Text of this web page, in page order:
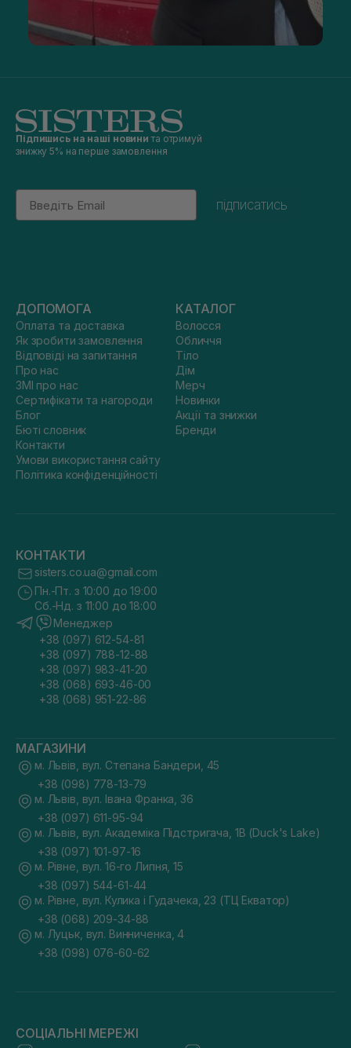
Підпишись на наші новини та отримуй
знижку 5% на перше замовлення
Email
підписатись
ДОПОМОГА
Оплата та доставка
Як зробити замовлення
Відповіді на запитання
Про нас
ЗМІ про нас
Сертифікати та нагороди
Блог
Бюті словник
Контакти
Умови використання сайту
Політика конфіденційності
КАТАЛОГ
Волосся
Обличчя
Тіло
Дім
Мерч
Новинки
Акції та знижки
Бренди
КОНТАКТИ
sisters.co.ua@gmail.com
Пн.-Пт. з 10:00 до 19:00
Сб.-Нд. з 11:00 до 18:00
Менеджер
+38 (097) 612-54-81
+38 (097) 788-12-88
+38 (097) 983-41-20
+38 (068) 693-46-00
+38 (068) 951-22-86
МАГАЗИНИ
м. Львів, вул. Степана Бандери, 45
+38 (098) 778-13-79
м. Львів, вул. Івана Франка, 36
+38 (097) 611-95-94
м. Львів, вул. Академіка Підстригача, 1В (Duck's Lake)
+38 (097) 101-97-16
м. Рівне, вул. 16-го Липня, 15
+38 (097) 544-61-44
м. Рівне, вул. Кулика і Гудачека, 23 (ТЦ Екватор)
+38 (068) 209-34-88
м. Луцьк, вул. Винниченка, 4
+38 (098) 076-60-62
СОЦІАЛЬНІ МЕРЕЖІ